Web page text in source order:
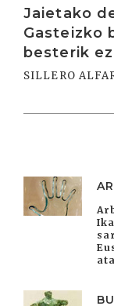
Jaietako
Gasteizko
besterik
SILLERO